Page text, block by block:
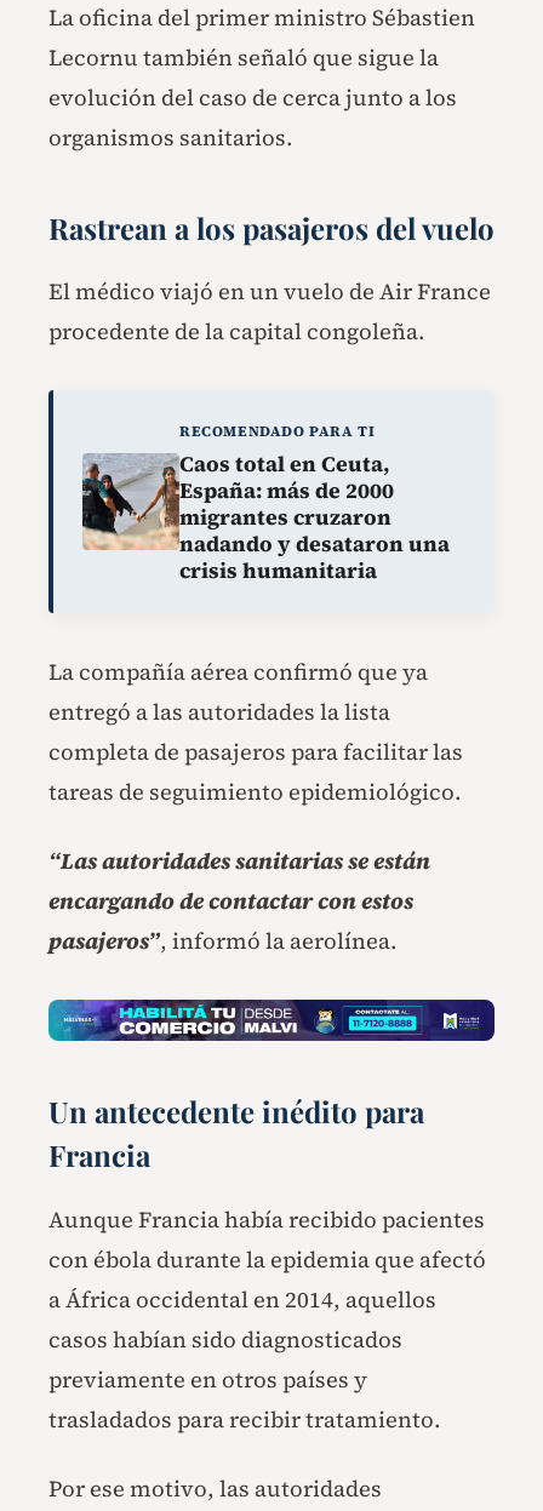
La oficina del primer ministro Sébastien
Lecornu también señaló que sigue la
evolución del caso de cerca junto a los
organismos sanitarios.
Rastrean a los pasajeros del vuelo
El médico viajó en un vuelo de Air France
procedente de la capital congoleña.
RECOMENDADO PARA TI
Caos total en Ceuta,
España: más de 2000
migrantes cruzaron
nadando y desataron una
crisis humanitaria
La compañía aérea confirmó que ya
entregó a las autoridades la lista
completa de pasajeros para facilitar las
tareas de seguimiento epidemiológico.
“Las autoridades sanitarias se están
encargando de contactar con estos
pasajeros”, informó la aerolínea.
Un antecedente inédito para
Francia
Aunque Francia había recibido pacientes
con ébola durante la epidemia que afectó
a África occidental en 2014, aquellos
casos habían sido diagnosticados
previamente en otros países y
trasladados para recibir tratamiento.
Por ese motivo, las autoridades